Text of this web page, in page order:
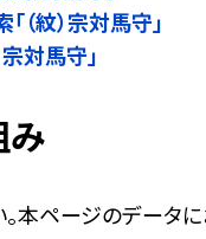
（紋）宗対馬守」
対馬守」
み
本ページのデータ